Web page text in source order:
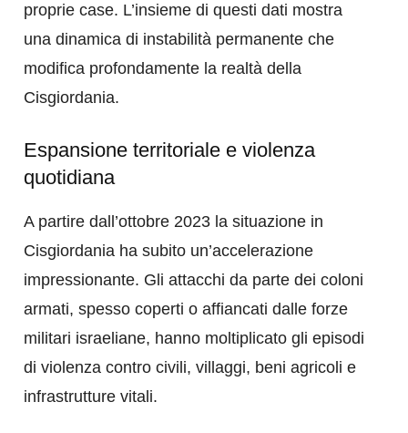
proprie case. L’insieme di questi dati mostra
una dinamica di instabilità permanente che
modifica profondamente la realtà della
Cisgiordania.
Espansione territoriale e violenza
quotidiana
A partire dall’ottobre 2023 la situazione in
Cisgiordania ha subito un’accelerazione
impressionante. Gli attacchi da parte dei coloni
armati, spesso coperti o affiancati dalle forze
militari israeliane, hanno moltiplicato gli episodi
di violenza contro civili, villaggi, beni agricoli e
infrastrutture vitali.